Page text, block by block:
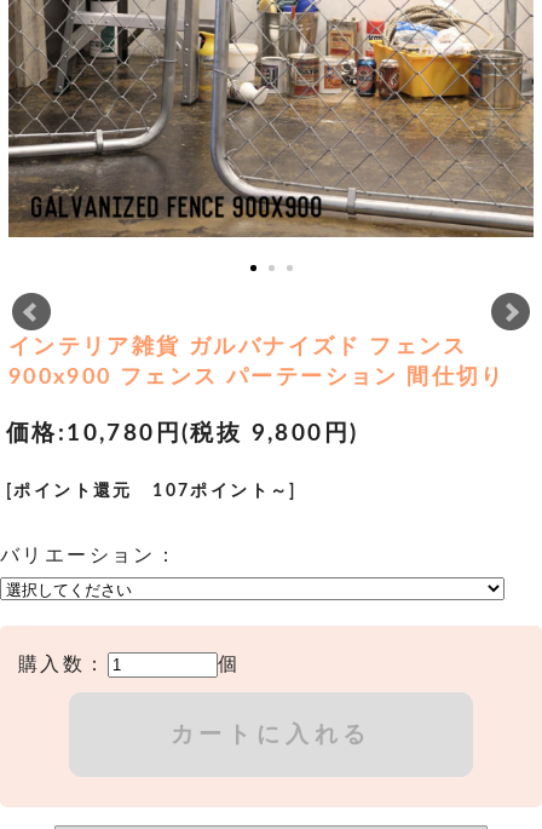
インテリア雑貨 ガルバナイズド フェンス
900x900 フェンス パーテーション 間仕切り
価格: 10,780円(税抜 9,800円)
[ポイント還元 107ポイント～]
バリエーション：
購入数： 個